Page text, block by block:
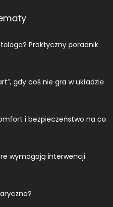
Praktyczny poradnik
gdy coś nie gra w układzie
i bezpieczeństwo na co
wymagają interwencji